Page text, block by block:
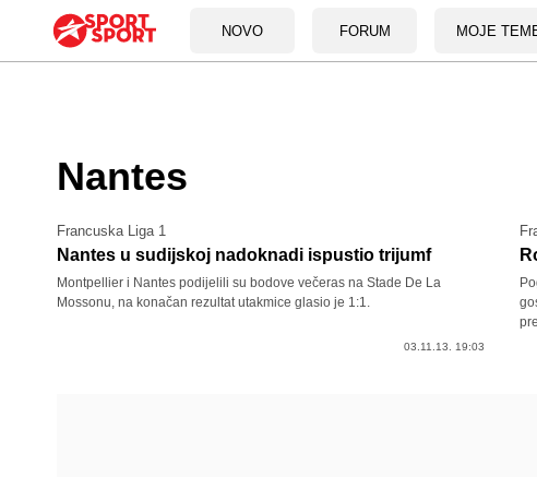
NOVO FORUM MOJE
Nantes
Francuska Liga 1
Nantes u sudijskoj nadoknadi ispustio trijumf
Montpellier i Nantes podijelili su bodove večeras na Stade De La
Mossonu, na konačan rezultat utakmice glasio je 1:1.
03.11.13. 19:03